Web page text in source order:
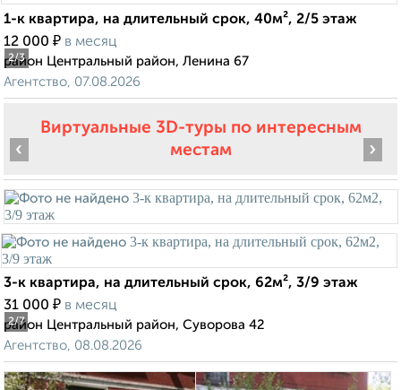
2/3
1-к квартира, на длительный срок, 40м², 2/5 этаж
12 000 ₽ в месяц
район Центральный район, Ленина 67
Агентство, 07.08.2026
Виртуальные 3D-туры по интересным
местам
2/7
‹ ›
3-к квартира, на длительный срок, 62м², 3/9 этаж
31 000 ₽ в месяц
район Центральный район, Суворова 42
Агентство, 08.08.2026